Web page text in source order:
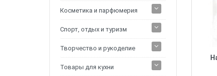
Косметика и парфюмерия
Спорт, отдых и туризм
Творчество и рукоделие
Товары для кухни